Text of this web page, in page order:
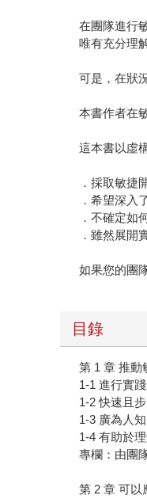
在團隊進行
唯有充分理
可是，在狀
本書作者在
這本書以虛
．採取敏捷
．希望深入
．不確定如
．雖然展開
如果您的團
目錄
第 1 章 推動
1-1 進行實踐
1-2 快速且
1-3 廣為人
1-4 有助於
專欄：由團
第 2 章 可以